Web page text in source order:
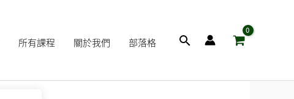
所有課程 關於我們 部落格
搜